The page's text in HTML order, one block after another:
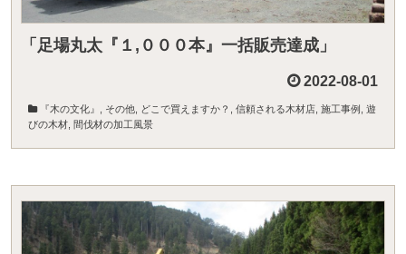
「足場丸太『１,０００本』一括販売達成」
2022-08-01
『木の文化』 その他 どこで買えますか？ 信頼される木材店 施工事例 遊
びの木材 間伐材の加工風景